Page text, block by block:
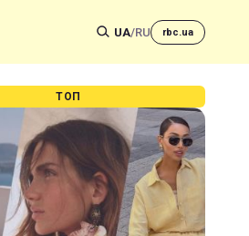
UA/RU rbc.ua
ТОП